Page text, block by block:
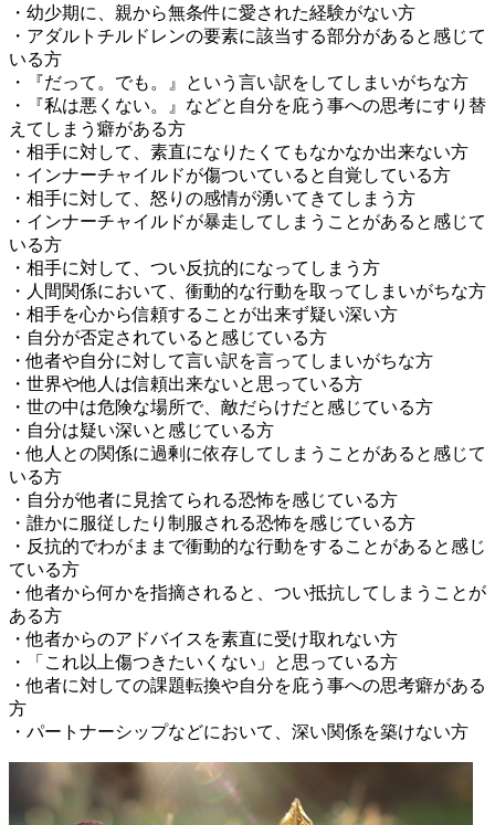
・幼少期に、親から無条件に愛された経験がない方
・アダルトチルドレンの要素に該当する部分があると感じて
いる方
・『だって。でも。』という言い訳をしてしまいがちな方
・『私は悪くない。』などと自分を庇う事への思考にすり替
えてしまう癖がある方
・相手に対して、素直になりたくてもなかなか出来ない方
・インナーチャイルドが傷ついていると自覚している方
・相手に対して、怒りの感情が湧いてきてしまう方
・インナーチャイルドが暴走してしまうことがあると感じて
いる方
・相手に対して、つい反抗的になってしまう方
・人間関係において、衝動的な行動を取ってしまいがちな方
・相手を心から信頼することが出来ず疑い深い方
・自分が否定されていると感じている方
・他者や自分に対して言い訳を言ってしまいがちな方
・世界や他人は信頼出来ないと思っている方
・世の中は危険な場所で、敵だらけだと感じている方
・自分は疑い深いと感じている方
・他人との関係に過剰に依存してしまうことがあると感じて
いる方
・自分が他者に見捨てられる恐怖を感じている方
・誰かに服従したり制服される恐怖を感じている方
・反抗的でわがままで衝動的な行動をすることがあると感じ
ている方
・他者から何かを指摘されると、つい抵抗してしまうことが
ある方
・他者からのアドバイスを素直に受け取れない方
・「これ以上傷つきたいくない」と思っている方
・他者に対しての課題転換や自分を庇う事への思考癖がある
方
・パートナーシップなどにおいて、深い関係を築けない方